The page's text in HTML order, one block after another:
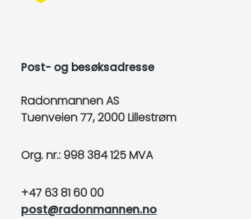
Post- og besøksadresse
Radonmannen AS
Tuenveien 77, 2000 Lillestrøm
Org. nr.: 998 384 125 MVA
+47 63 81 60 00
post@radonmannen.no